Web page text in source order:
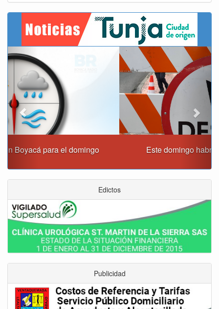
Este domingo habrá cierres viales en Tunja
Previous Next
Edictos
Publicidad